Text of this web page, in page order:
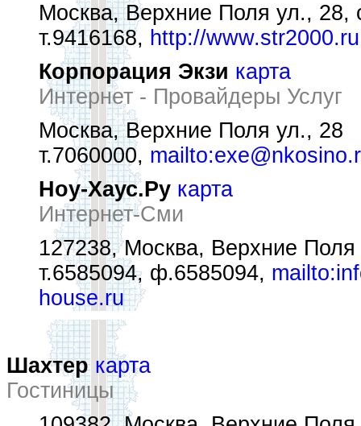
Москва, Верхние Поля ул., 28,
т.9416168, http://www.str2000.ru
Корпорация Экзи карта
Интернет - Провайдеры Услуг
Москва, Верхние Поля ул., 28
т.7060000,
Ноу-Хаус.Ру карта
Интернет-Сми
127238, Москва, Верхние Поля
т.6585094, ф.6585094,
house.ru
Шахтер карта
Гостиницы